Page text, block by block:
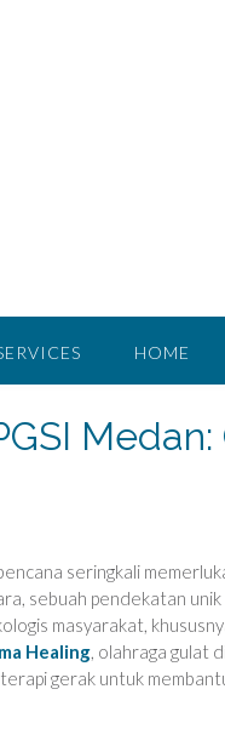
HOME
seringkali
sebuah pendekatan
masyarakat,
Healing , olahraga gulat
gerak untuk